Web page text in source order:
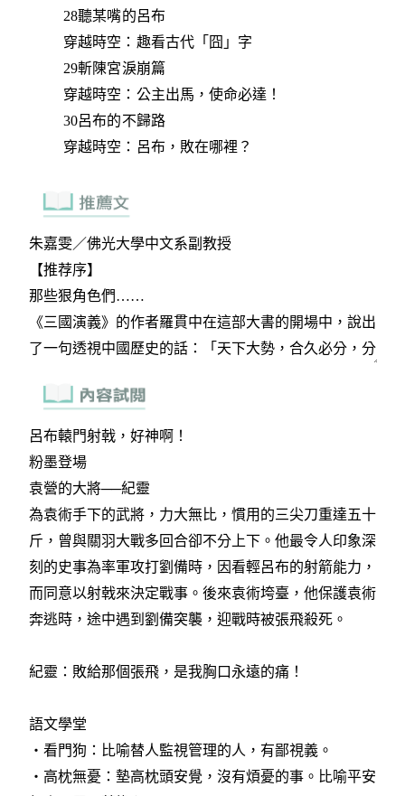
28聽某嘴的呂布
穿越時空：趣看古代「囧」字
29斬陳宮淚崩篇
穿越時空：公主出馬，使命必達！
30呂布的不歸路
穿越時空：呂布，敗在哪裡？